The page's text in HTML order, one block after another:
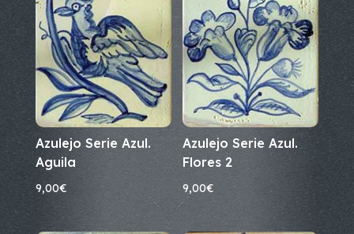
Azulejo Serie Azul.
Aguila
9,00€
Azulejo Serie Azul.
Flores 2
9,00€